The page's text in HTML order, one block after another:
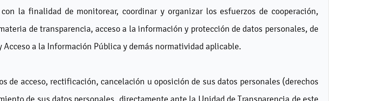
la finalidad de monitorear, coordinar y organizar los esfuerzos de cooperación,
de transparencia, acceso a la información y protección de datos personales, de
a la Información Pública y demás normatividad aplicable.
de acceso, rectificación, cancelación u oposición de sus datos personales (derechos
de sus datos personales, directamente ante la Unidad de Transparencia de este